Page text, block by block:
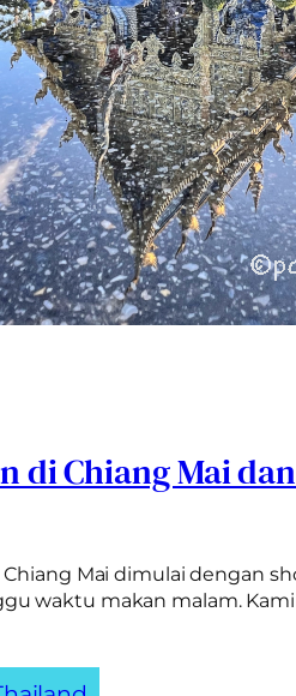
di Chiang Mai
Mai dimulai dengan
waktu makan malam.